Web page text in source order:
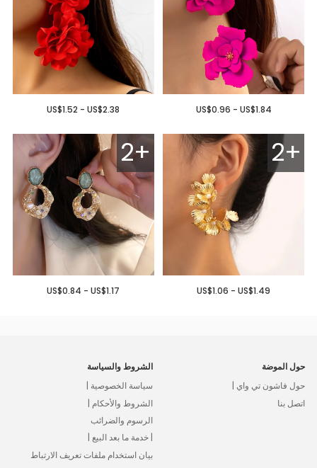
US$0.96 - US$1.84
US$1.52 - US$2.38
2+
US$1.06 - US$1.49
2+
US$0.84 - US$1.17
حول الموضة
حول فاشون تي واي |
اتصل بنا
الشروط والسياسة
سياسة الخصوصية |
الشروط والأحكام |
الرسوم والضرائب
| خدمة ما بعد البيع |
بيان استخدام ملفات تعريف الارتباط